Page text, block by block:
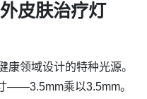
皮肤治疗灯
康领域设计的特种光源。
——3.5mm乘以3.5mm。